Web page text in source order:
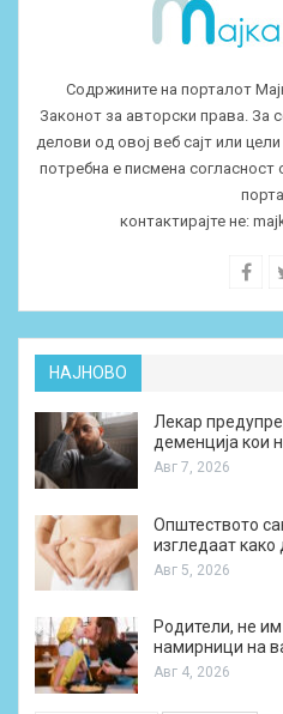
Содржините на порталот
Законот за авторски права. За
делови од овој веб сајт или
потребна е писмена согласност
контактирајте не:
НАЈНОВО
Лекар
деменција кои
Авг 7, 2026
Општеството
изгледаат како
Авг 5, 2026
Родители, не им
намирници на
Авг 4, 2026